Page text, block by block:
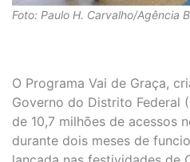
Foto: Paulo H. Carvalho/Agência
O Programa Vai de Graça,
Governo do Distrito Federal
de 10,7 milhões de acessos
durante dois meses de